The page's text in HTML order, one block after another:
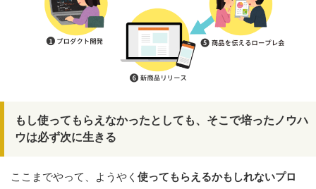
もし使ってもらえなかったとしても、そこで培ったノウハ
ウは必ず次に生きる
ここまでやって、ようやく 使ってもらえるかもしれないプロ